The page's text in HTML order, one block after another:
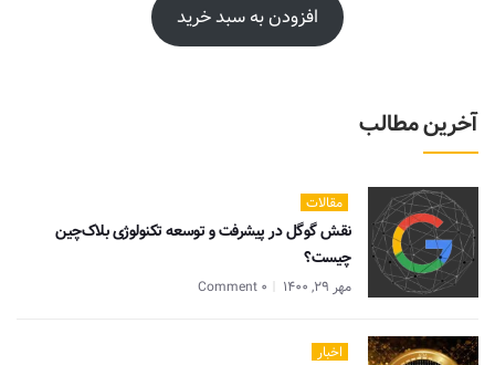
افزودن به سبد خرید
آخرین مطالب
مقالات
نقش گوگل در پیشرفت و توسعه تکنولوژی بلاک‌چین
چیست؟
مهر 29, 1400 0 Comment
اخبار